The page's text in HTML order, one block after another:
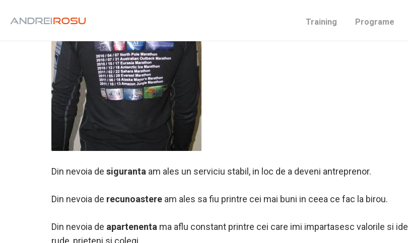
Training Programe
Din nevoia de siguranta am ales un serviciu stabil, in loc de a deveni antreprenor.
Din nevoia de recunoastere am ales sa fiu printre cei mai buni in ceea ce fac la birou.
Din nevoia de apartenenta ma aflu constant printre cei care imi impartasesc valorile si
rude, prieteni si colegi.